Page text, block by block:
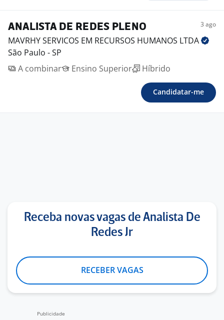
ANALISTA DE REDES PLENO 3 ago
MAVRHY SERVICOS EM RECURSOS HUMANOS LTDA
São Paulo - SP
A combinar
Ensino Superior Híbrido
Candidatar-me
Receba novas vagas de Analista De
Redes Jr
RECEBER VAGAS